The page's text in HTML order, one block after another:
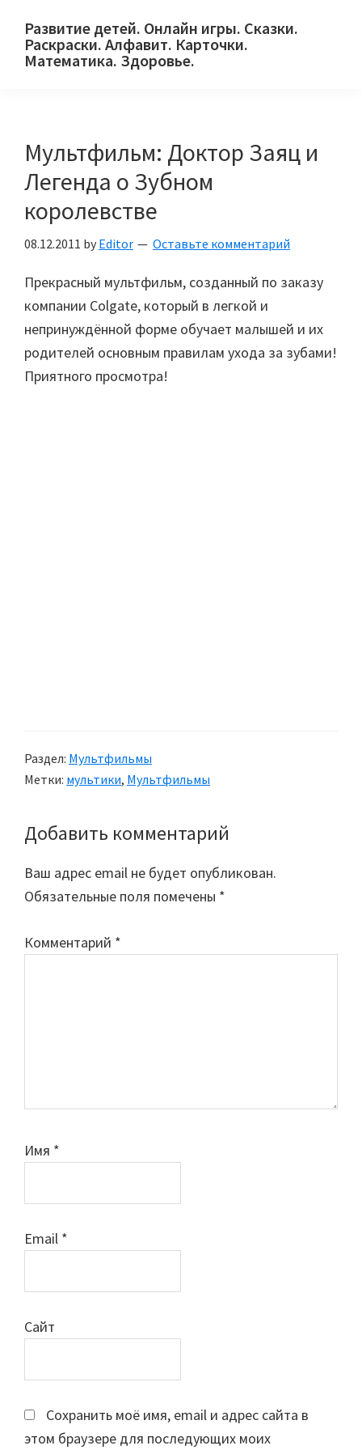
primary
main
primary
Развитие детей. Онлайн игры. Сказки.
Раскраски. Алфавит. Карточки.
Математика. Здоровье.
и
их
родителей.
Мультфильм: Доктор Заяц и
Легенда о Зубном
королевстве
08.12.2011 by Editor Оставьте комментарий
Прекрасный мультфильм, созданный по заказу
компании Colgate, который в легкой и
непринуждённой форме обучает малышей и их
родителей основным правилам ухода за зубами!
Приятного просмотра!
Раздел: Мультфильмы
Метки: мультики, Мультфильмы
Reader
Interactions
Добавить комментарий
Ваш адрес email не будет опубликован.
Обязательные поля помечены *
Комментарий *
Имя *
Email *
Сайт
Сохранить моё имя, email и адрес сайта в
этом браузере для последующих моих